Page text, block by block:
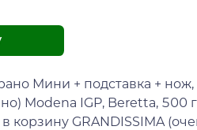
Мини + подставка +
Modena IGP, Beretta, 500 г
корзину GRANDISSIMA